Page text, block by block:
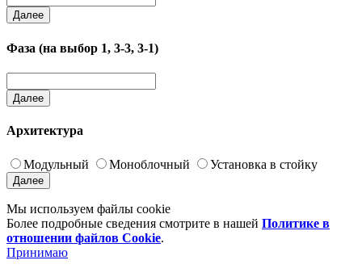
Далее
Фаза (на выбор 1, 3-3, 3-1)
Далее
Архитектура
Модульный Моноблочный Установка в стойку
Далее
Мы используем файлы cookie
Более подробные сведения смотрите в нашей Политике в
отношении файлов Cookie.
Принимаю